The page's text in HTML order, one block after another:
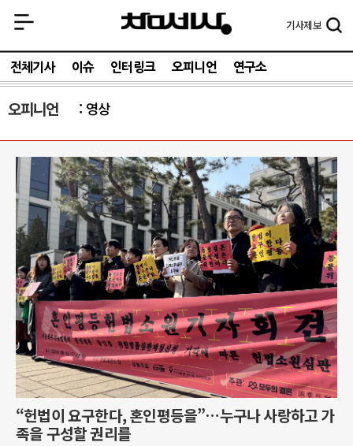
기사제보
전체기사 이슈 인터링크 오피니언 연구소
오피니언 영상
“헌법이 요구한다, 혼인평등을”…누구나 사랑하고 가
족을 구성할 권리를